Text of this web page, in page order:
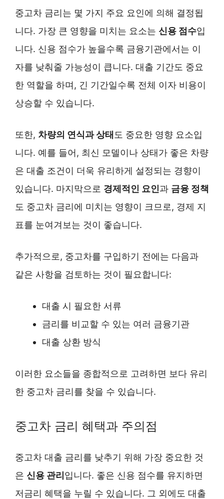
중고차 금리는 몇 가지 주요 요인에 의해 결정됩
니다. 가장 큰 영향을 미치는 요소는 신용 점수입
니다. 신용 점수가 높을수록 금융기관에서는 이
자를 낮춰줄 가능성이 큽니다. 대출 기간도 중요
한 역할을 하며, 긴 기간일수록 전체 이자 비용이
상승할 수 있습니다.
또한, 차량의 연식과 상태 도 중요한 영향 요소입
니다. 예를 들어, 최신 모델이나 상태가 좋은 차량
은 대출 조건이 더욱 유리하게 설정되는 경향이
있습니다. 마지막으로 경제적인 요인과 금융 정책
도 중고차 금리에 미치는 영향이 크므로, 경제 지
표를 눈여겨보는 것이 좋습니다.
추가적으로, 중고차를 구입하기 전에는 다음과
같은 사항을 검토하는 것이 필요합니다:
대출 시 필요한 서류
금리를 비교할 수 있는 여러 금융기관
대출 상환 방식
이러한 요소들을 종합적으로 고려하면 보다 유리
한 중고차 금리를 찾을 수 있습니다.
중고차 금리 혜택과 주의점
중고차 대출 금리를 낮추기 위해 가장 중요한 것
은 신용 관리 입니다. 좋은 신용 점수를 유지하면
저금리 혜택을 누릴 수 있습니다. 그 외에도 대출